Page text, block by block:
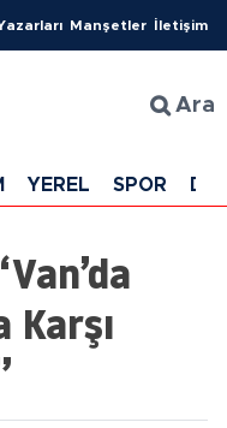
Manşetler İletişim
Ara
YEREL SPOR
Karşı